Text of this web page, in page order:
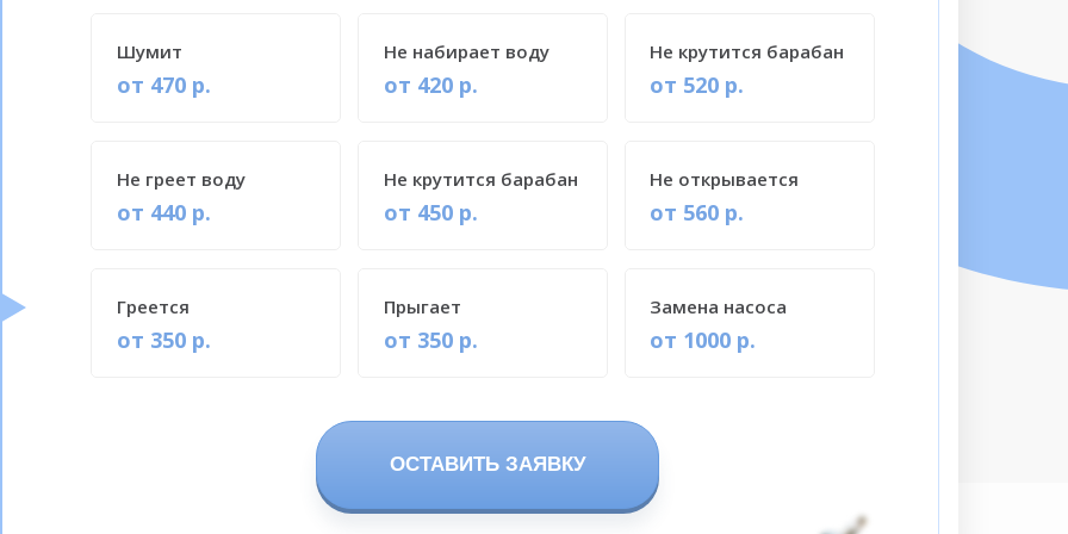
ОСТАВИТЬ ЗАЯВКУ
от 470 р.
Шумит
от 420 р.
Не набирает воду
от 520 р.
Не крутится барабан
от 440 р.
Не греет воду
от 450 р.
Не крутится барабан
от 560 р.
Не открывается
от 350 р.
Греется
от 350 р.
Прыгает
от 1000 р.
Замена насоса